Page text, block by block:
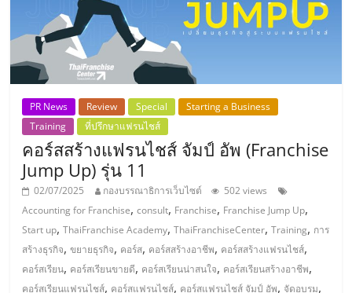
รน
ไชส์
ขาย
แฟ
รน
ไชส์
PR News Review Special
Starting a Business
Training
ที่ปรึกษาแฟรนไชส์
คอร์สสร้างแฟรนไชส์ จัมป์ อัพ (Franchise
Jump Up) รุ่น 11
02/07/2025 กองบรรณาธิการเว็บไซต์
502 views
Accounting for Franchise,consult, Franchise, Franchise Jump Up,
Start up,ThaiFranchise Academy,ThaiFranchiseCenter,Training, การ
สร้างธุรกิจ,ขยายธุรกิจ, คอร์ส, คอร์สสร้างอาชีพ, คอร์สสร้างแฟรนไชส์,
คอร์สเรียน, คอร์สเรียนขายดี, คอร์สเรียนน่าสนใจ, คอร์สเรียนสร้างอาชีพ,
คอร์สเรียนแฟรนไชส์, คอร์สแฟรนไชส์, คอร์สแฟรนไชส์ จัมป์ อัพ, จัดอบรม,